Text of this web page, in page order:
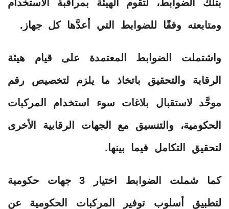
بتلك الضوابط، لتقوم الهيئة بمراقبة الاستخدام
ومتابعته وفقًا للضوابط التي أعدَّها كل جهاز.
واشتملت الضوابط المعتمدة على قيام هيئة
الرقابة والتحقيق باتخاذ ما يلزم لتخصيص رقم
موحَّد لاستقبال بلاغات سوء استخدام المركبات
الحكومية، والتنسيق مع الجهات الرقابية الأخرى
لتحقيق التكامل فيما بينها.
كما شملت الضوابط اختيار 3 جهات حكومية
لتطبيق أسلوب توفير المركبات الحكومية عن